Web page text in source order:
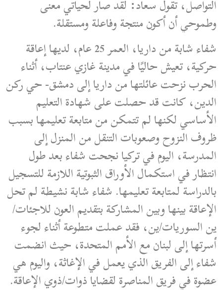
التواصل، تقول سعاد: لقد صار لحياتي معنى
وطموحي أن أكون منتجة وفاعلة ومستقلة.
شفاء
شابة من داريا، العمر 25 عام، لديها إعاقة
حركية، تعيش حاليًا في مدينة غازي عنتاب، أثناء
الحرب نزحت عائلتها من داريا إلى دمشق- حي ركن
الدين، كانت قد حصلت على شهادة التعليم
الأساسي لكنها لم تتمكن من متابعة تعليمها بسبب
ظروف النزوح وصعوبات التنقل من المنزل إلى
المدرسة، اليوم في تركيا نجحت شفاء بعد طول
انتظار في استكمال الأوراق الثبوتية اللازمة للتسجيل
بالدراسة لمتابعة تعليمها. شفاء شابة نشيطة لم تحل
الإعاقة بينها وبين المشاركة بتقديم العون للاجئات/
ين السوريات/ين، فقد عملت متطوعة أثناء لجوء
أسرتها إلى لبنان مع الأمم المتحدة، حيث انضمت
شفاء إلى الفريق الذي يعمل في الإغاثة، واليوم هي
عضوة في فريق المناصرة لقضايا ذوات/ذوي الإعاقة.